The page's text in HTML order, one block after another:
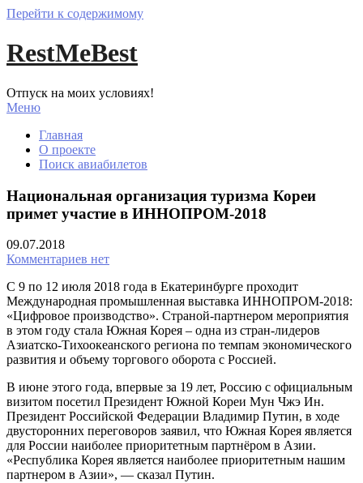
Перейти к содержимому
RestMeBest
Отпуск на моих условиях!
Меню
Главная
О проекте
Поиск авиабилетов
Национальная организация туризма Кореи
примет участие в ИННОПРОМ-2018
09.07.2018
Комментариев нет
С 9 по 12 июля 2018 года в Екатеринбурге проходит
Международная промышленная выставка ИННОПРОМ-2018:
«Цифровое производство». Страной-партнером мероприятия
в этом году стала Южная Корея – одна из стран-лидеров
Азиатско-Тихоокеанского региона по темпам экономического
развития и объему торгового оборота с Россией.
В июне этого года, впервые за 19 лет, Россию с официальным
визитом посетил Президент Южной Кореи Мун Чжэ Ин.
Президент Российской Федерации Владимир Путин, в ходе
двусторонних переговоров заявил, что Южная Корея является
для России наиболее приоритетным партнёром в Азии.
«Республика Корея является наиболее приоритетным нашим
партнером в Азии», — сказал Путин.